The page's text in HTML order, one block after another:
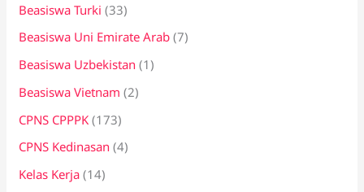
Beasiswa Turki (33)
Beasiswa Uni Emirate Arab (7)
Beasiswa Uzbekistan (1)
Beasiswa Vietnam (2)
CPNS CPPPK (173)
CPNS Kedinasan (4)
Kelas Kerja (14)